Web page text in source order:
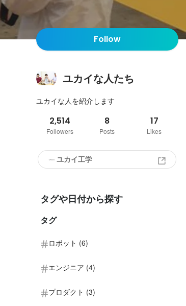
Follow
ユカイな人たち
ユカイな人を紹介します
2,514
Followers
8
Posts
17
Likes
ユカイ工学
タグや日付から探す
タグ
ロボット (6)
エンジニア (4)
プロダクト (3)